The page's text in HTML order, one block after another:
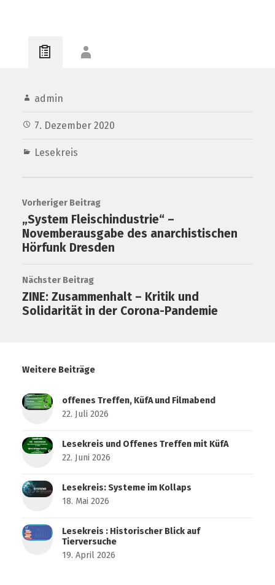
admin
7. Dezember 2020
Lesekreis
Vorheriger Beitrag
„System Fleischindustrie“ –
Novemberausgabe des anarchistischen
Hörfunk Dresden
Nächster Beitrag
ZINE: Zusammenhalt – Kritik und
Solidarität in der Corona-Pandemie
Weitere Beiträge
offenes Treffen, KüfA und Filmabend
22. Juli 2026
Lesekreis und Offenes Treffen mit KüfA
22. Juni 2026
Lesekreis: Systeme im Kollaps
18. Mai 2026
Lesekreis : Historischer Blick auf
Tierversuche
19. April 2026